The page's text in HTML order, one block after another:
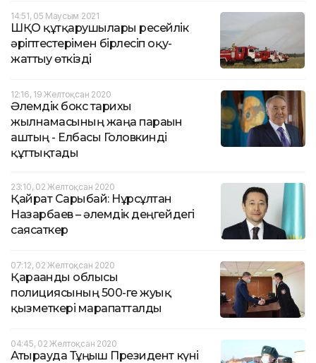
14:51, 05 Маусым 2021
ШҚО құтқарушылары ресейлік
әріптестерімен бірлесіп оқу-
жаттығу өткізді
12:16, 19 Желтоқсан 2020
Әлемдік бокс тарихы
жылнамасының жаңа парағын
аштың - Елбасы Головкинді
құттықтады
23:10, 02 Желтоқсан 2020
Қайрат Сарыбай: Нұрсұлтан
Назарбаев – әлемдік деңгейдегі
саясаткер
07:12, 02 Желтоқсан 2020
Қарағанды облысы
полициясының 500-ге жуық
қызметкері марапатталды
04:45, 02 Желтоқсан 2020
Атырауда Тұңғыш Президент күні